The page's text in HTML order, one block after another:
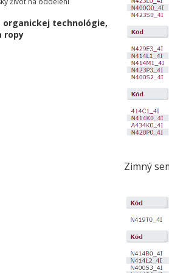
organickej technológie,
ropy
Zimný